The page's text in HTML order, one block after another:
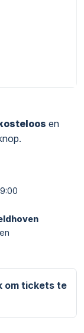
en
om tickets te